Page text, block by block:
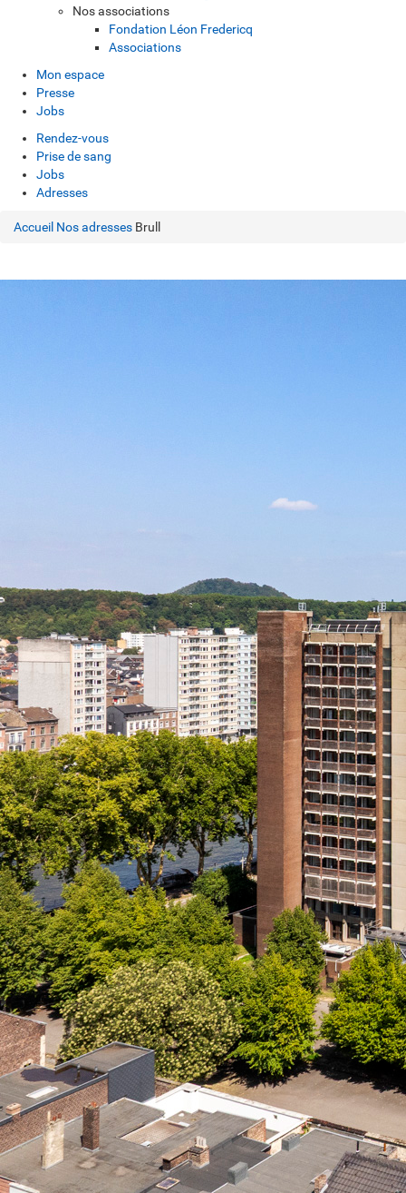
Nos associations
Fondation Léon Fredericq
Associations
Mon espace
Presse
Jobs
Rendez-vous
Prise de sang
Jobs
Adresses
Accueil Nos adresses Brull